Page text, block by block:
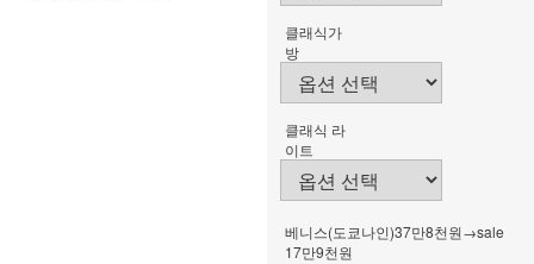
클래식가
방
클래식 라
이트
베니스(도쿄나인)37만8천원→sale
17만9천원